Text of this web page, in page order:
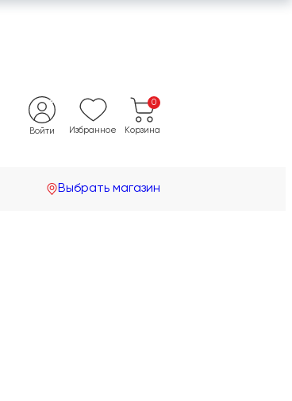
Войти Избранное Корзина
0
Выбрать магазин